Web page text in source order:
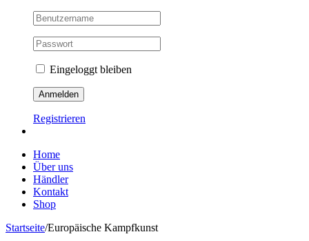
Eingeloggt bleiben
Registrieren
Home
Über uns
Händler
Kontakt
Shop
Startseite/Europäische Kampfkunst